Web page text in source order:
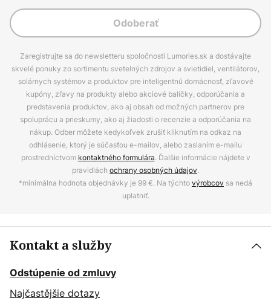
Odoberať
Zaregistrujte sa do newsletteru spoločnosti Lumories.sk a dostávajte
skvelé ponuky zo sortimentu svetelných zdrojov a svietidiel, ventilátorov,
solárnych systémov a produktov pre inteligentnú domácnosť, zľavové
kupóny, zľavy na produkty alebo akciové balíčky, odporúčania a
predstavenia produktov, ako aj obsah od možných partnerov pre
spoluprácu a prieskumy, ako aj žiadosti o recenzie a odporúčania na
nákup. Odber môžete kedykoľvek zrušiť kliknutím na odkaz na
odhlásenie, ktorý je súčasťou e-mailov, alebo zaslaním e-mailu
prostredníctvom kontaktného formulára. Ďalšie informácie nájdete v
pravidlách ochrany osobných údajov.
*minimálna hodnota objednávky je 99 €. Na týchtovýrobcov sa nedá
uplatniť.
Kontakt a služby
Odstúpenie od zmluvy
Najčastějšie dotazy